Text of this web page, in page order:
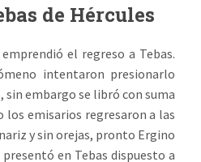
de Hércules
el regreso a Tebas.
intentaron presionarlo
sin embargo se libró con suma
los emisarios regresaron a las
y sin orejas, pronto Ergino
en Tebas dispuesto a